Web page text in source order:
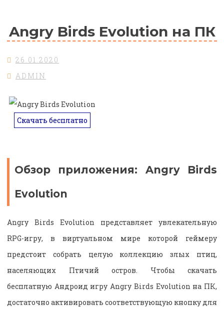
Angry Birds Evolution на ПК
26.01.2020
ADMIN
Скачать бесплатно
Обзор приложения: Angry Birds
Evolution
Angry Birds Evolution представляет увлекательную
RPG-игру, в виртуальном мире которой геймеру
предстоит собрать целую коллекцию злых птиц,
населяющих Птичий остров. Чтобы скачать
бесплатную Андроид игру Angry Birds Evolution на ПК,
достаточно активировать соответствующую кнопку для